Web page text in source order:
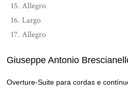
Allegro
Largo
Allegro
Giuseppe Antonio
Overture-Suite para cordas e